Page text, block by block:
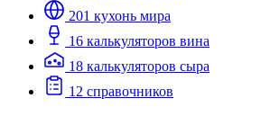
201 кухонь мира
16 калькуляторов вина
18 калькуляторов сыра
12 справочников